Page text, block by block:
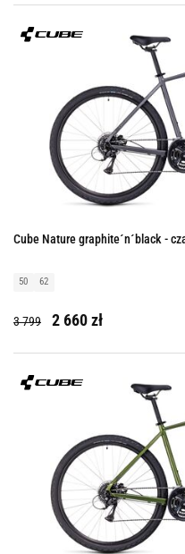
Cube Nature graphite´n´black -
50 62
3 799 2 660 zł